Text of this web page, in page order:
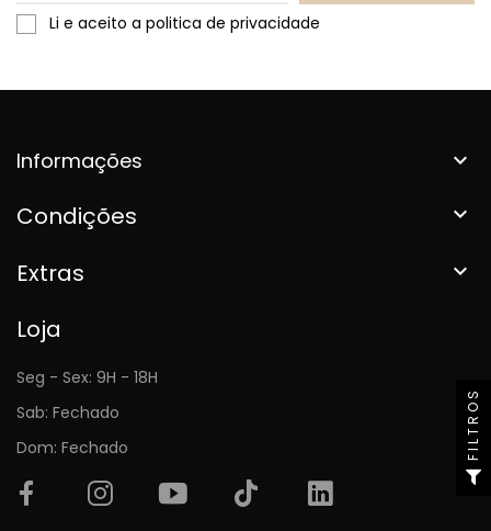
Li e aceito a politica de privacidade
Informações 
Condições 
Extras 
Loja
Seg - Sex: 9H - 18H
Sab: Fechado
Dom: Fechado
FILTROS